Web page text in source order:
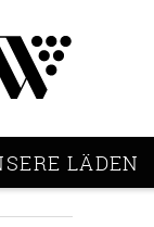
LÄDEN